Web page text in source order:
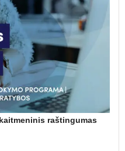
raštingumas